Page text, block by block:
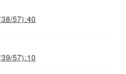
57):40
57):10